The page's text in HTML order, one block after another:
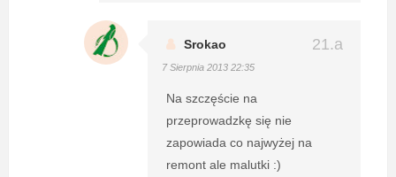
Srokao
7 Sierpnia 2013 22:35
Na szczęście na
przeprowadzkę się nie
zapowiada co najwyżej na
remont ale malutki :)